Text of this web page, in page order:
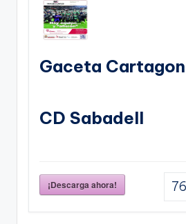
Gaceta
CD Sabadell
¡Descarga ahora!